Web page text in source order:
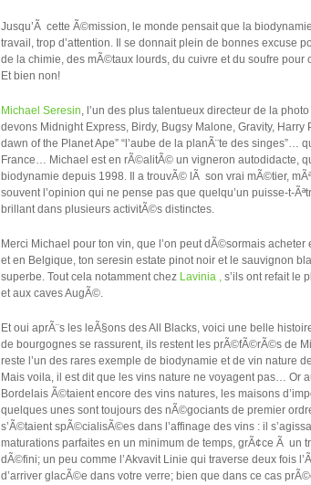
Jusqu’Ã cette Ã©mission, le monde pensait que la
travail, trop d’attention. Il se donnait plein de bonnes excuse
de la chimie, des mÃ©taux lourds, du cuivre et du soufre pour
Et bien non!
Michael Seresin, l’un des plus talentueux directeur de la
devons Midnight Express, Birdy, Bugsy Malone, Gravity, Harry
dawn of the Planet Ape” “l’aube de la planÃ¨te des singes”…
France… Michael est en rÃ©alitÃ© un vigneron autodidacte,
biodynamie depuis 1998. Il a trouvÃ© lÃ son vrai mÃ©tier,
souvent l’opinion qui ne pense pas que quelqu’un puisse-t-
brillant dans plusieurs activitÃ©s distinctes.
Merci Michael pour ton vin, que l’on peut dÃ©sormais acheter
et en Belgique, ton seresin estate pinot noir et le sauvignon
superbe. Tout cela notamment chez Lavinia , s’ils ont refait le
et aux caves AugÃ©.
Et oui aprÃ¨s les leÃ§ons des All Blacks, voici une belle
de bourgognes se rassurent, ils restent les prÃ©fÃ©rÃ©s de
reste l’un des rares exemple de biodynamie et de vin nature
Mais voila, il est dit que les vins nature ne voyagent pas… Or
Bordelais Ã©taient encore des vins natures, les maisons
quelques unes sont toujours des nÃ©gociants de premier
s’Ã©taient spÃ©cialisÃ©es dans l’affinage des vins : il
maturations parfaites en un minimum de temps, grÃ¢ce Ã un
dÃ©fini; un peu comme l’Akvavit Linie qui traverse deux fois
d’arriver glacÃ©e dans votre verre; bien que dans ce cas